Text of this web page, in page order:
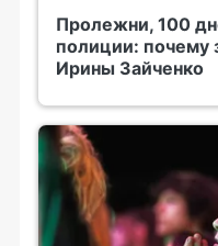
Пролежни, 100
полиции: почему
Ирины Зайченко